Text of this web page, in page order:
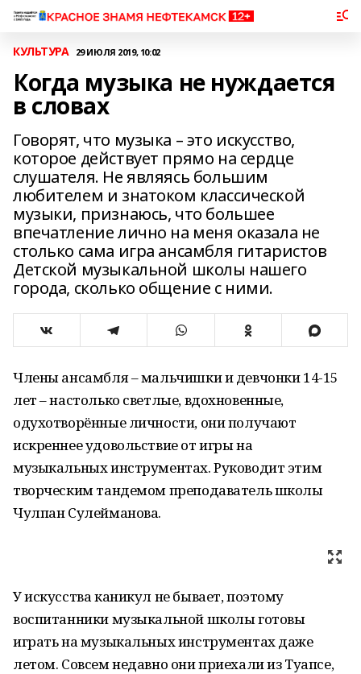
КУЛЬТУРА 29 ИЮЛЯ 2019, 10:02
Когда музыка не нуждается
в словах
Говорят, что музыка – это искусство,
которое действует прямо на сердце
слушателя. Не являясь большим
любителем и знатоком классической
музыки, признаюсь, что большее
впечатление лично на меня оказала не
столько сама игра ансамбля гитаристов
Детской музыкальной школы нашего
города, сколько общение с ними.
Члены ансамбля – мальчишки и девчонки 14-15
лет – настолько светлые, вдохновенные,
одухотворённые личности, они получают
искреннее удовольствие от игры на
музыкальных инструментах. Руководит этим
творческим тандемом преподаватель школы
Чулпан Сулейманова.
У искусства каникул не бывает, поэтому
воспитанники музыкальной школы готовы
играть на музыкальных инструментах даже
летом. Совсем недавно они приехали из Туапсе,